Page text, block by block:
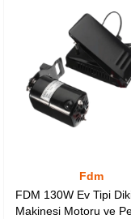
Fdm
FDM 130W Ev Tipi
Makinesi Motoru ve